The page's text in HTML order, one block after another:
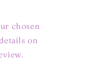
chosen
on